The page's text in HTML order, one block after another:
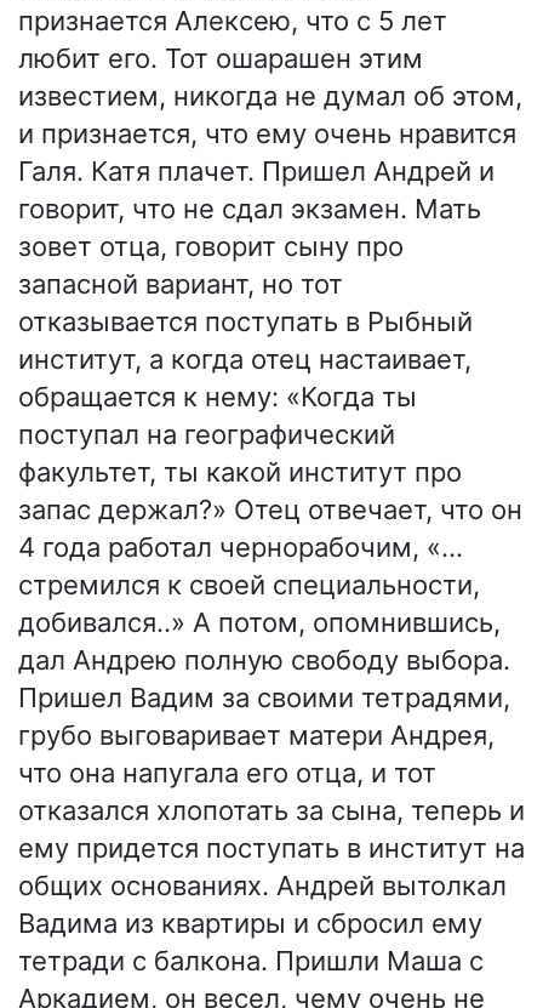
признается Алексею, что с 5 лет
любит его. Тот ошарашен этим
известием, никогда не думал об этом,
и признается, что ему очень нравится
Галя. Катя плачет. Пришел Андрей и
говорит, что не сдал экзамен. Мать
зовет отца, говорит сыну про
запасной вариант, но тот
отказывается поступать в Рыбный
институт, а когда отец настаивает,
обращается к нему: «Когда ты
поступал на географический
факультет, ты какой институт про
запас держал?» Отец отвечает, что он
4 года работал чернорабочим, «…
стремился к своей специальности,
добивался..» А потом, опомнившись,
дал Андрею полную свободу выбора.
Пришел Вадим за своими тетрадями,
грубо выговаривает матери Андрея,
что она напугала его отца, и тот
отказался хлопотать за сына, теперь и
ему придется поступать в институт на
общих основаниях. Андрей вытолкал
Вадима из квартиры и сбросил ему
тетради с балкона. Пришли Маша с
Аркадием, он весел, чему очень не